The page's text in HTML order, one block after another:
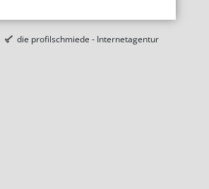
die profilschmiede - Internetagentur